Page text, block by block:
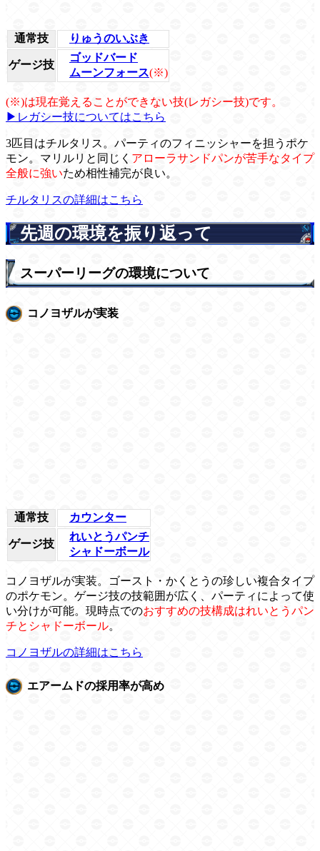
通常技 りゅうのいぶき
ゲージ技
ゴッドバード
ムーンフォース(※)
(※)は現在覚えることができない技(レガシー技)です。
▶レガシー技についてはこちら
3匹目はチルタリス。パーティのフィニッシャーを担うポケ
モン。マリルリと同じく アローラサンドパンが苦手なタイプ
全般に強いため相性補完が良い。
チルタリスの詳細はこちら
先週の環境を振り返って
スーパーリーグの環境について
コノヨザルが実装
通常技 カウンター
ゲージ技
れいとうパンチ
シャドーボール
コノヨザルが実装。ゴースト・かくとうの珍しい複合タイプ
のポケモン。ゲージ技の技範囲が広く、パーティによって使
い分けが可能。現時点でのおすすめの技構成はれいとうパン
チとシャドーボール。
コノヨザルの詳細はこちら
エアームドの採用率が高め